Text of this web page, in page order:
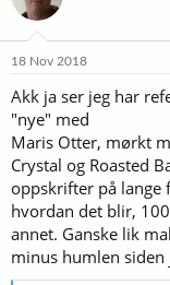
18 Nov 2018
Akk ja ser jeg har
"nye" med
Maris Otter, mørkt
Crystal og Roasted
oppskrifter på lange
hvordan det blir,
annet. Ganske lik
minus humlen siden